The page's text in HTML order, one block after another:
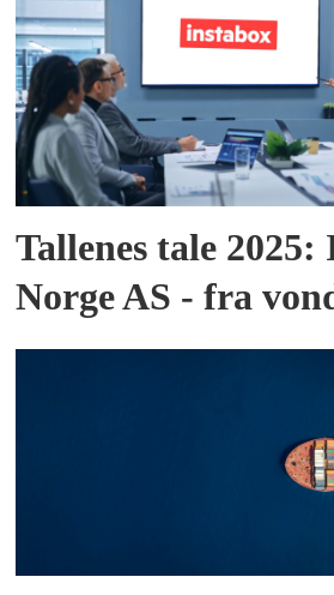
Tallenes tale 2025:
Norge AS - fra